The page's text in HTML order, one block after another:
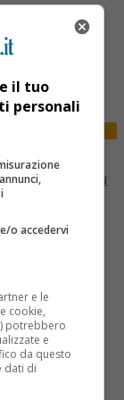
preferita su
completo
16;Boem
Lombardia;
(Chiavazza);
il tuo
personali
o accedervi
e le
cookie,
potrebbero
e
da questo
dati di